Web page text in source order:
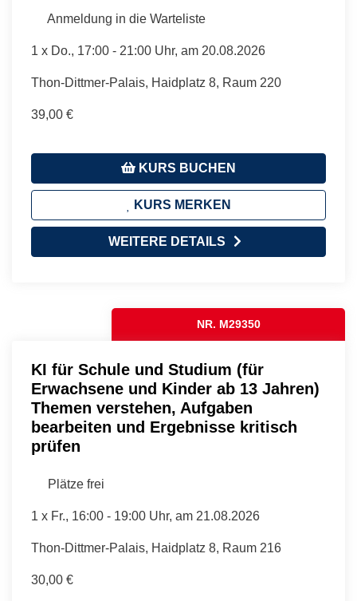
Anmeldung in die Warteliste
1 x Do., 17:00 - 21:00 Uhr, am 20.08.2026
Thon-Dittmer-Palais, Haidplatz 8, Raum 220
39,00 €
KURS BUCHEN
KURS MERKEN
WEITERE DETAILS
NR. M29350
KI für Schule und Studium (für
Erwachsene und Kinder ab 13 Jahren)
Themen verstehen, Aufgaben
bearbeiten und Ergebnisse kritisch
prüfen
Plätze frei
1 x Fr., 16:00 - 19:00 Uhr, am 21.08.2026
Thon-Dittmer-Palais, Haidplatz 8, Raum 216
30,00 €